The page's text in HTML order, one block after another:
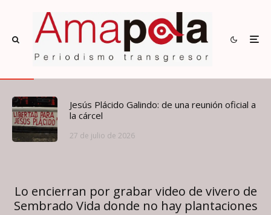
Jesús Plácido Galindo: de una reunión oficial a
la cárcel
27 de julio de 2026
Lo encierran por grabar video de vivero de
Sembrado Vida donde no hay plantaciones